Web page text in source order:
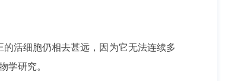
的活细胞仍相去甚远，因为它无法连续多
学研究。